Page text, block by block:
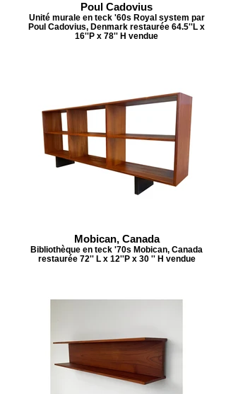
Poul Cadovius
Unité murale en teck '60s Royal system par
Poul Cadovius, Denmark restaurée 64.5''L x
16''P x 78'' H vendue
Mobican, Canada
Bibliothèque en teck '70s Mobican, Canada
restaurée 72'' L x 12''P x 30 '' H vendue